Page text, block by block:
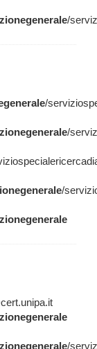
/
/
/
/
/